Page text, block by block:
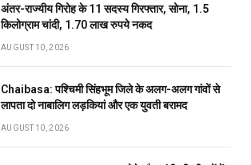
अंतर-राज्यीय गिरोह के 11 सदस्य गिरफ्तार, सोना, 1.5
किलोग्राम चांदी, 1.70 लाख रुपये नकद
AUGUST 10, 2026
Chaibasa: पश्चिमी सिंहभूम जिले के अलग-अलग गांवों से
लापता दो नाबालिग लड़कियां और एक युवती बरामद
AUGUST 10, 2026